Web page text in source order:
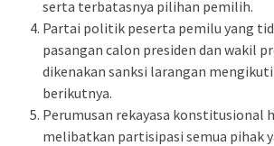
serta terbatasnya pilihan pemilih.
Partai politik peserta pemilu yang
pasangan calon presiden dan wakil
dikenakan sanksi larangan
berikutnya.
Perumusan rekayasa konstitusional
melibatkan partisipasi semua pihak